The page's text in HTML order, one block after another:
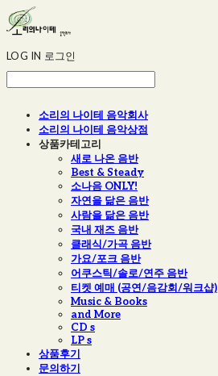
LOG IN 로그인
소리의 나이테 음악회사
소리의 나이테 음악상점
상품카테고리
새로 나온 음반
Best & Steady
소나음 ONLY!
자연을 닮은 음반
사람을 닮은 음반
국내 재즈 음반
클래식/가곡 음반
가요/포크 음반
어쿠스틱/솔로/연주 음반
티켓 예매 (공연/음감회/워크샵)
Music & Books
and More
CD s
LP s
상품후기
문의하기